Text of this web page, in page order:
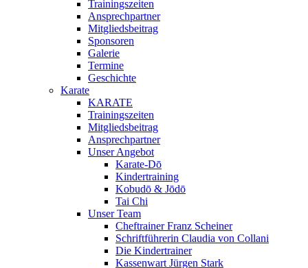
Trainingszeiten
Ansprechpartner
Mitgliedsbeitrag
Sponsoren
Galerie
Termine
Geschichte
Karate
KARATE
Trainingszeiten
Mitgliedsbeitrag
Ansprechpartner
Unser Angebot
Karate-Dō
Kindertraining
Kobudō & Jōdō
Tai Chi
Unser Team
Cheftrainer Franz Scheiner
Schriftführerin Claudia von Collani
Die Kindertrainer
Kassenwart Jürgen Stark